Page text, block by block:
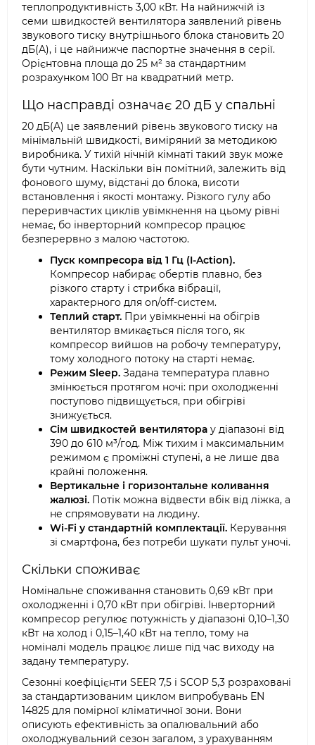
теплопродуктивність 3,00 кВт. На найнижчій із
семи швидкостей вентилятора заявлений рівень
звукового тиску внутрішнього блока становить 20
дБ(A), і це найнижче паспортне значення в серії.
Орієнтовна площа до 25 м² за стандартним
розрахунком 100 Вт на квадратний метр.
Що насправді означає 20 дБ у спальні
20 дБ(A) це заявлений рівень звукового тиску на
мінімальній швидкості, виміряний за методикою
виробника. У тихій нічній кімнаті такий звук може
бути чутним. Наскільки він помітний, залежить від
фонового шуму, відстані до блока, висоти
встановлення і якості монтажу. Різкого гулу або
переривчастих циклів увімкнення на цьому рівні
немає, бо інверторний компресор працює
безперервно з малою частотою.
Пуск компресора від 1 Гц (I-Action).
Компресор набирає обертів плавно, без
різкого старту і стрибка вібрації,
характерного для on/off-систем.
Теплий старт. При увімкненні на обігрів
вентилятор вмикається після того, як
компресор вийшов на робочу температуру,
тому холодного потоку на старті немає.
Режим Sleep. Задана температура плавно
змінюється протягом ночі: при охолодженні
поступово підвищується, при обігріві
знижується.
Сім швидкостей вентилятора у діапазоні від
390 до 610 м³/год. Між тихим і максимальним
режимом є проміжні ступені, а не лише два
крайні положення.
Вертикальне і горизонтальне коливання
жалюзі. Потік можна відвести вбік від ліжка, а
не спрямовувати на людину.
Wi-Fi у стандартній комплектації. Керування
зі смартфона, без потреби шукати пульт уночі.
Скільки споживає
Номінальне споживання становить 0,69 кВт при
охолодженні і 0,70 кВт при обігріві. Інверторний
компресор регулює потужність у діапазоні 0,10–1,30
кВт на холод і 0,15–1,40 кВт на тепло, тому на
номіналі модель працює лише під час виходу на
задану температуру.
Сезонні коефіцієнти SEER 7,5 і SCOP 5,3 розраховані
за стандартизованим циклом випробувань EN
14825 для помірної кліматичної зони. Вони
описують ефективність за опалювальний або
охолоджувальний сезон загалом, з урахуванням